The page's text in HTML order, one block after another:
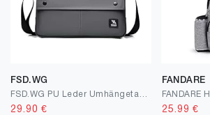
FSD.WG
29.90 €
FANDARE
25.99 €